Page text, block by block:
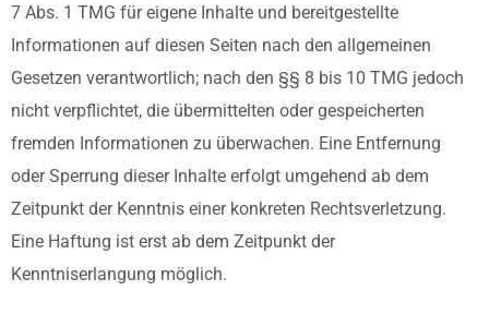
7 Abs. 1 TMG für eigene Inhalte und bereitgestellte
Informationen auf diesen Seiten nach den allgemeinen
Gesetzen verantwortlich; nach den §§ 8 bis 10 TMG jedoch
nicht verpflichtet, die übermittelten oder gespeicherten
fremden Informationen zu überwachen. Eine Entfernung
oder Sperrung dieser Inhalte erfolgt umgehend ab dem
Zeitpunkt der Kenntnis einer konkreten Rechtsverletzung.
Eine Haftung ist erst ab dem Zeitpunkt der
Kenntniserlangung möglich.